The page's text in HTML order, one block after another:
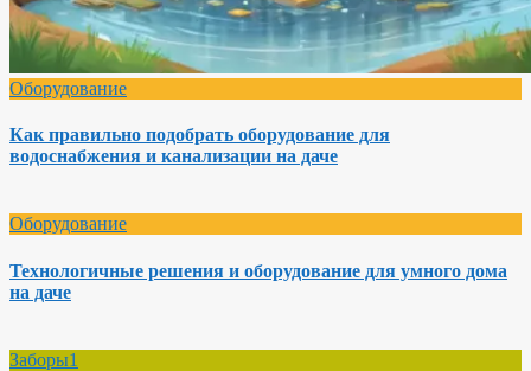
Оборудование
Как правильно подобрать оборудование для
водоснабжения и канализации на даче
Оборудование
Технологичные решения и оборудование для умного дома
на даче
Заборы1